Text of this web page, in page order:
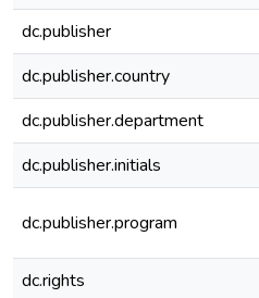
dc.publisher
dc.publisher.country
dc.publisher.department
dc.publisher.initials
dc.publisher.program
dc.rights